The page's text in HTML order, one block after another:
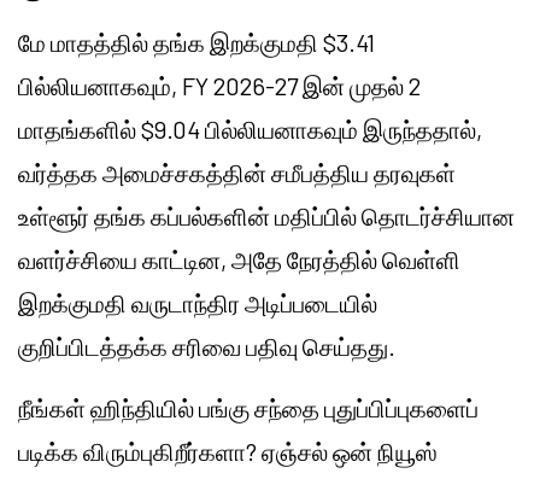
மே மாதத்தில் தங்க இறக்குமதி $3.41
பில்லியனாகவும், FY 2026-27 இன் முதல் 2
மாதங்களில் $9.04 பில்லியனாகவும் இருந்ததால்,
வர்த்தக அமைச்சகத்தின் சமீபத்திய தரவுகள்
உள்ளூர் தங்க கப்பல்களின் மதிப்பில் தொடர்ச்சியான
வளர்ச்சியை காட்டின, அதே நேரத்தில் வெள்ளி
இறக்குமதி வருடாந்திர அடிப்படையில்
குறிப்பிடத்தக்க சரிவை பதிவு செய்தது.
நீங்கள் ஹிந்தியில் பங்கு சந்தை புதுப்பிப்புகளைப்
படிக்க விரும்புகிறீர்களா? ஏஞ்சல் ஒன் நியூஸ்